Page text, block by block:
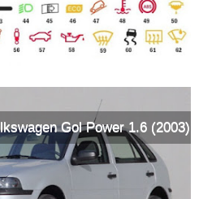
Gol Power 1.6 (2003)